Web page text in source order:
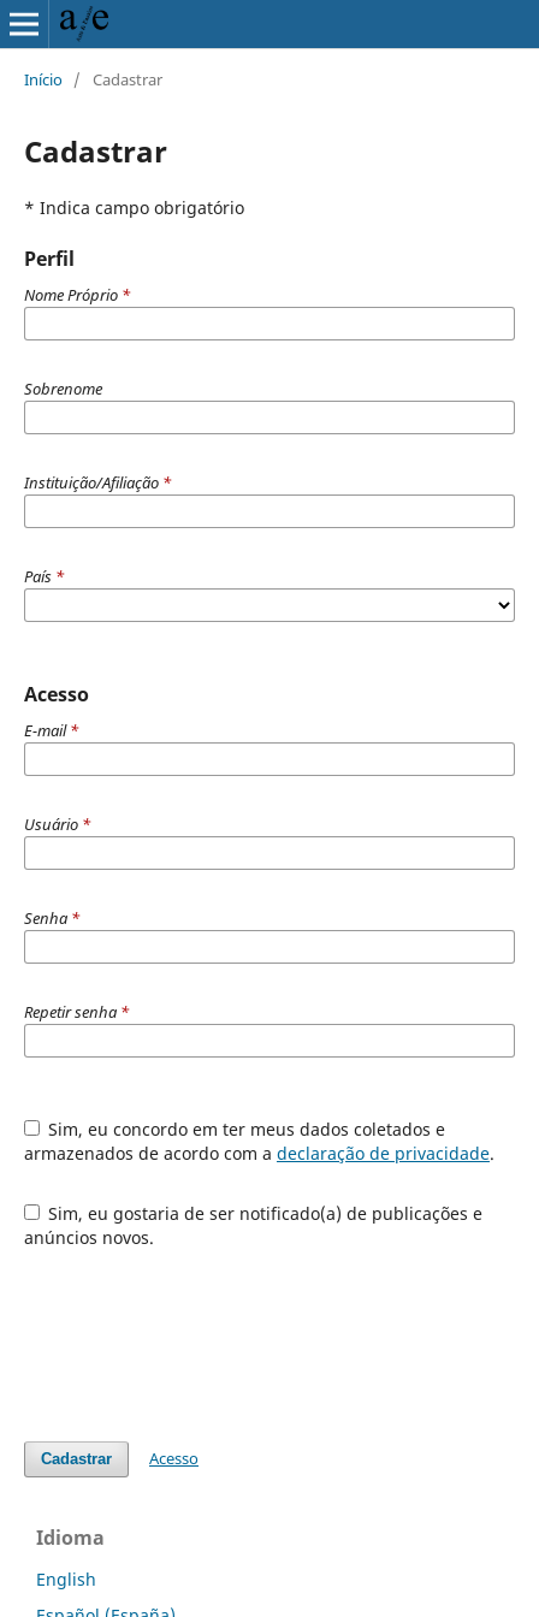
Início / Cadastrar
Cadastrar
* Indica campo obrigatório
Perfil
Nome Próprio *
Sobrenome
Instituição/Afiliação *
País *
Acesso
E-mail*
Usuário *
Senha *
Repetir senha *
Sim, eu concordo em ter meus dados coletados e
armazenados de acordo com a declaração de privacidade.
Sim, eu gostaria de ser notificado(a) de publicações e
anúncios novos.
Cadastrar Acesso
Idioma
English